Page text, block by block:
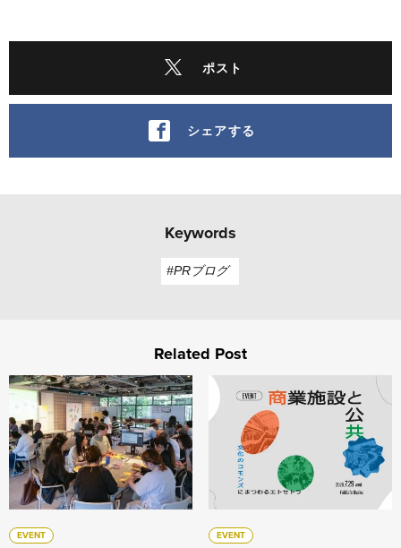
ポスト
シェアする
Keywords
#PRブログ
Related Post
EVENT
Service Design Jam vol.4 他社のサービスを勝手に考える
EVENT
【アーカイブ配信】商業施